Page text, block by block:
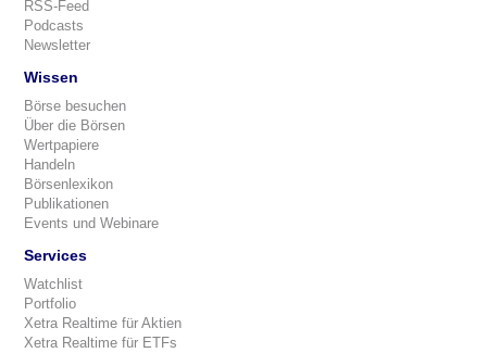
RSS-Feed
Podcasts
Newsletter
Wissen
Börse besuchen
Über die Börsen
Wertpapiere
Handeln
Börsenlexikon
Publikationen
Events und Webinare
Services
Watchlist
Portfolio
Xetra Realtime für Aktien
Xetra Realtime für ETFs